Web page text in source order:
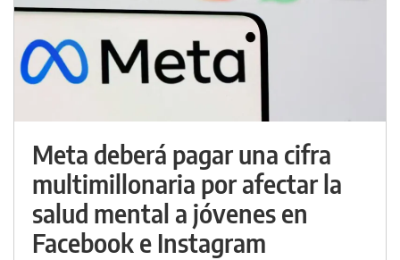
Meta deberá pagar una cifra
multimillonaria por afectar la
salud mental a jóvenes en
Facebook e Instagram